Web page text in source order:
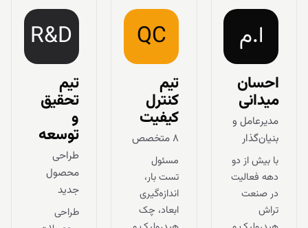
ا.م
احسان
میدانی
مدیرعامل و
بنیان‌گذار
با بیش از دو
دهه فعالیت
در صنعت
تراش
QC
تیم
کنترل
کیفیت
۸ متخصص
مسئول
تست بار،
اندازه‌گیری
ابعاد، چک
R&D
تیم
تحقیق
و
توسعه
طراحی
محصول
جدید
طراحی